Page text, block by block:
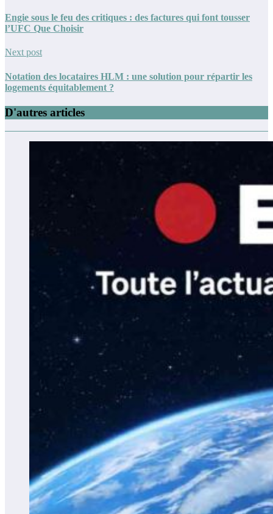
Engie sous le feu des critiques : des factures qui font tousser
l’UFC Que Choisir
Next post
Notation des locataires HLM : une solution pour répartir les
logements équitablement ?
D'autres articles